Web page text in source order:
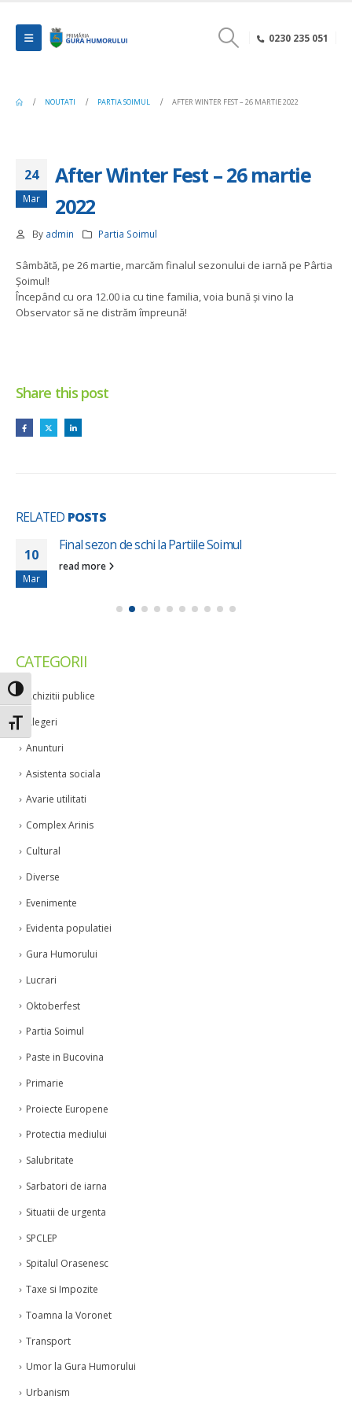
Toggle High Contrast
Toggle Font size
0230 235 051
NOUTATI PARTIA SOIMUL AFTER WINTER FEST – 26 MARTIE 2022
24
Mar
After Winter Fest – 26 martie
2022
By admin Partia Soimul
Sâmbătă, pe 26 martie, marcăm finalul sezonului de iarnă pe Pârtia
Șoimul!
Începând cu ora 12.00 ia cu tine familia, voia bună și vino la
Observator să ne distrăm împreună!
Share this post
RELATED POSTS
10
Mar
Final sezon de schi la Partiile Soimul
read more
CATEGORII
Achizitii publice
Alegeri
Anunturi
Asistenta sociala
Avarie utilitati
Complex Arinis
Cultural
Diverse
Evenimente
Evidenta populatiei
Gura Humorului
Lucrari
Oktoberfest
Partia Soimul
Paste in Bucovina
Primarie
Proiecte Europene
Protectia mediului
Salubritate
Sarbatori de iarna
Situatii de urgenta
SPCLEP
Spitalul Orasenesc
Taxe si Impozite
Toamna la Voronet
Transport
Umor la Gura Humorului
Urbanism